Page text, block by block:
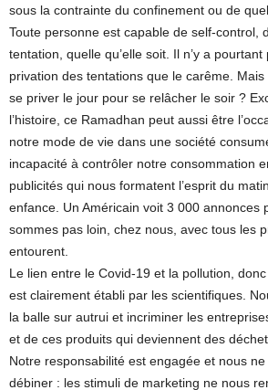
sous la contrainte du confinement ou de
Toute personne est capable de self-control,
tentation, quelle qu’elle soit. Il n’y a
privation des tentations que le carême.
se priver le jour pour se relâcher le soir ?
l’histoire, ce Ramadhan peut aussi être
notre mode de vie dans une société
incapacité à contrôler notre consommation
publicités qui nous formatent l’esprit du
enfance. Un Américain voit 3 000 annonces
sommes pas loin, chez nous, avec tous les
entourent.
Le lien entre le Covid-19 et la pollution,
est clairement établi par les scientifiques.
la balle sur autrui et incriminer les
et de ces produits qui deviennent des
Notre responsabilité est engagée et nous
débiner : les stimuli de marketing ne nous